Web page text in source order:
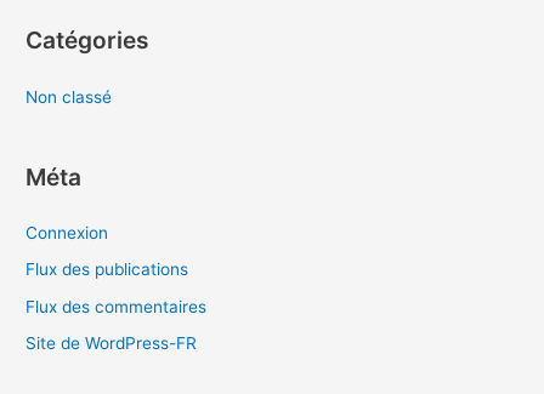
Catégories
Non classé
Méta
Connexion
Flux des publications
Flux des commentaires
Site de WordPress-FR